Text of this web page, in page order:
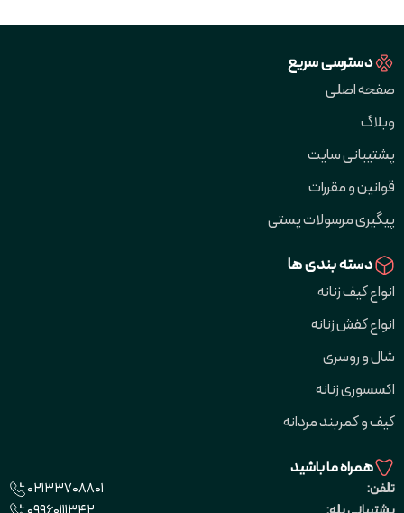
دسترسی سریع
صفحه اصلی
وبلاگ
پشتیبانی سایت
قوانین و مقررات
پیگیری مرسولات پستی
دسته بندی ها
انواع کیف زنانه
انواع کفش زنانه
شال و روسری
اکسسوری زنانه
کیف و کمربند مردانه
همراه ما باشید
تلفن:
02133708801